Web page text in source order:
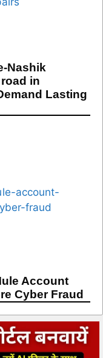
Nashik
in
Lasting
Account
Cyber Fraud